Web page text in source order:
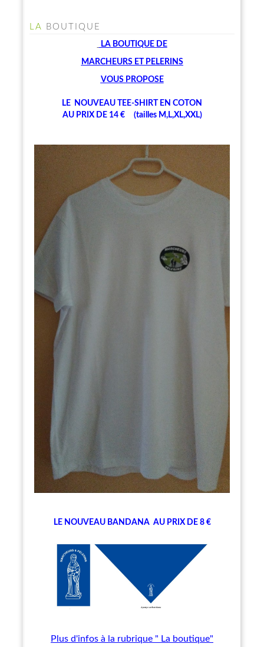
LA BOUTIQUE
LA BOUTIQUE DE
MARCHEURS ET PELERINS
VOUS PROPOSE
LE NOUVEAU TEE-SHIRT EN COTON
AU PRIX DE 14 € (tailles M,L,XL,XXL)
LE NOUVEAU BANDANA AU PRIX DE 8 €
Plus d'infos à la rubrique " La boutique"